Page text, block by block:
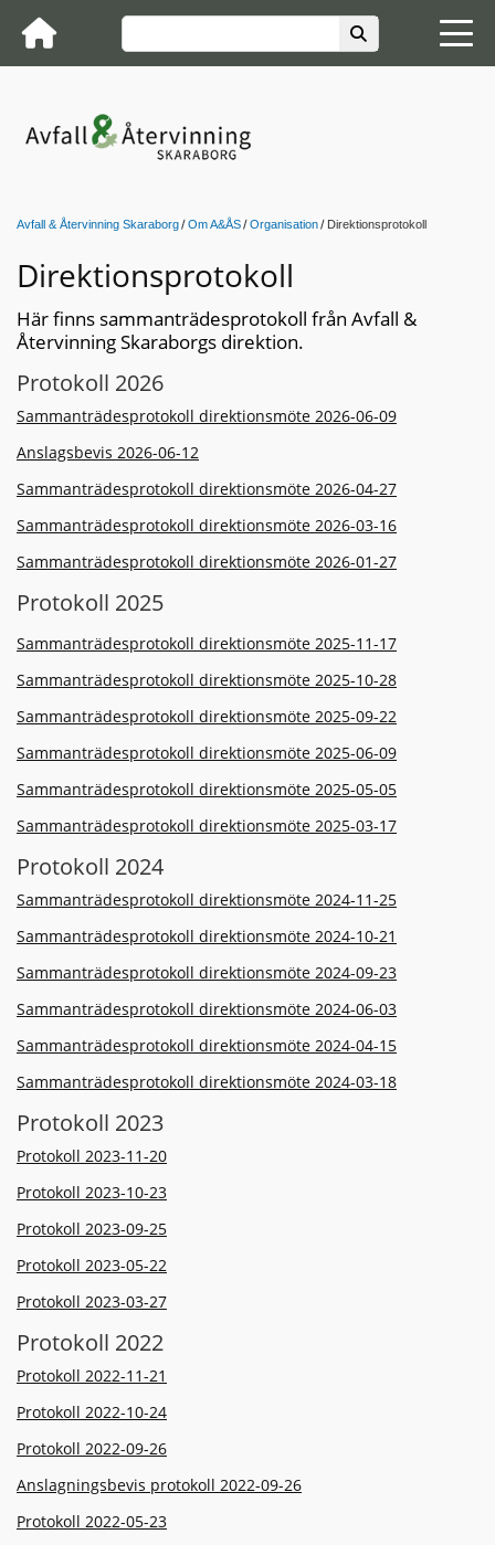
Avfall & Återvinning Skaraborg Om A&ÅS Organisation Direktionsprotokoll
Direktionsprotokoll
Här finns sammanträdesprotokoll från Avfall &
Återvinning Skaraborgs direktion.
Protokoll 2026
Sammanträdesprotokoll direktionsmöte 2026-06-09
Anslagsbevis 2026-06-12
Sammanträdesprotokoll direktionsmöte 2026-04-27
Sammanträdesprotokoll direktionsmöte 2026-03-16
Sammanträdesprotokoll direktionsmöte 2026-01-27
Protokoll 2025
Sammanträdesprotokoll direktionsmöte 2025-11-17
Sammanträdesprotokoll direktionsmöte 2025-10-28
Sammanträdesprotokoll direktionsmöte 2025-09-22
Sammanträdesprotokoll direktionsmöte 2025-06-09
Sammanträdesprotokoll direktionsmöte 2025-05-05
Sammanträdesprotokoll direktionsmöte 2025-03-17
Protokoll 2024
Sammanträdesprotokoll direktionsmöte 2024-11-25
Sammanträdesprotokoll direktionsmöte 2024-10-21
Sammanträdesprotokoll direktionsmöte 2024-09-23
Sammanträdesprotokoll direktionsmöte 2024-06-03
Sammanträdesprotokoll direktionsmöte 2024-04-15
Sammanträdesprotokoll direktionsmöte 2024-03-18
Protokoll 2023
Protokoll 2023-11-20
Protokoll 2023-10-23
Protokoll 2023-09-25
Protokoll 2023-05-22
Protokoll 2023-03-27
Protokoll 2022
Protokoll 2022-11-21
Protokoll 2022-10-24
Protokoll 2022-09-26
Anslagningsbevis protokoll 2022-09-26
Protokoll 2022-05-23